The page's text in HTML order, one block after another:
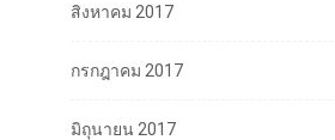
สิงหาคม 2017
กรกฎาคม 2017
มิถุนายน 2017